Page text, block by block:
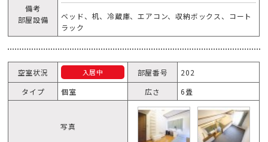
備考
部屋設備
ベッド、机、冷蔵庫、エアコン、収納ボックス、コート
ラック
空室状況 入居中 部屋番号
202
タイプ
個室 広さ 6畳
写真